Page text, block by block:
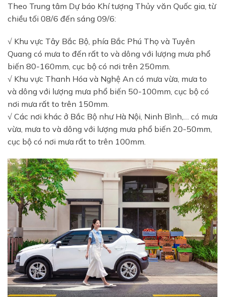
Theo Trung tâm Dự báo Khí tượng Thủy văn Quốc gia, từ
chiều tối 08/6 đến sáng 09/6:
√ Khu vực Tây Bắc Bộ, phía Bắc Phú Thọ và Tuyên
Quang có mưa to đến rất to và dông với lượng mưa phổ
biến 80-160mm, cục bộ có nơi trên 250mm.
√ Khu vực Thanh Hóa và Nghệ An có mưa vừa, mưa to
và dông với lượng mưa phổ biến 50-100mm, cục bộ có
nơi mưa rất to trên 150mm.
√ Các nơi khác ở Bắc Bộ như Hà Nội, Ninh Bình,… có mưa
vừa, mưa to và dông với lượng mưa phổ biến 20-50mm,
cục bộ có nơi mưa rất to trên 100mm.